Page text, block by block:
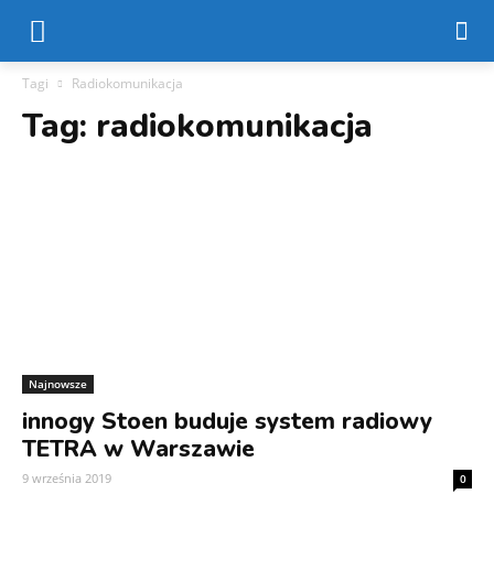
Tagi Radiokomunikacja
Tag: radiokomunikacja
Najnowsze
innogy Stoen buduje system radiowy
TETRA w Warszawie
9 września 2019 0